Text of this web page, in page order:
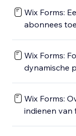
Wix Forms:
abonnees
Wix Forms:
dynamische
Wix Forms:
indienen van